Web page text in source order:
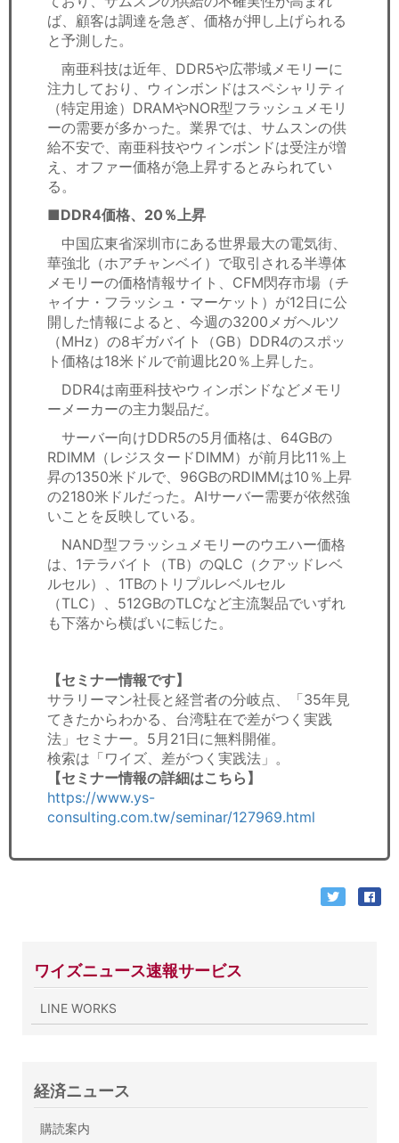
ば、顧客は調達を急ぎ、価格が押し上げられる
と予測した。
南亜科技は近年、DDR5や広帯域メモリーに
注力しており、ウィンボンドはスペシャリティ
（特定用途）DRAMやNOR型フラッシュメモリ
ーの需要が多かった。業界では、サムスンの供
給不安で、南亜科技やウィンボンドは受注が増
え、オファー価格が急上昇するとみられてい
る。
■DDR4価格、20％上昇
中国広東省深圳市にある世界最大の電気街、
華強北（ホアチャンベイ）で取引される半導体
メモリーの価格情報サイト、CFM閃存市場（チ
ャイナ・フラッシュ・マーケット）が12日に公
開した情報によると、今週の3200メガヘルツ
（MHz）の8ギガバイト（GB）DDR4のスポッ
ト価格は18米ドルで前週比20％上昇した。
DDR4は南亜科技やウィンボンドなどメモリ
ーメーカーの主力製品だ。
サーバー向けDDR5の5月価格は、64GBの
RDIMM（レジスタードDIMM）が前月比11％上
昇の1350米ドルで、96GBのRDIMMは10％上昇
の2180米ドルだった。AIサーバー需要が依然強
いことを反映している。
NAND型フラッシュメモリーのウエハー価格
は、1テラバイト（TB）のQLC（クアッドレベ
ルセル）、1TBのトリプルレベルセル
（TLC）、512GBのTLCなど主流製品でいずれ
も下落から横ばいに転じた。
【セミナー情報です】
サラリーマン社長と経営者の分岐点、「35年見
てきたからわかる、台湾駐在で差がつく実践
法」セミナー。5月21日に無料開催。
検索は「ワイズ、差がつく実践法」。
【セミナー情報の詳細はこちら】
https://www.ys-
consulting.com.tw/seminar/127969.html
ワイズニュース速報サービス
LINE WORKS
経済ニュース
購読案内